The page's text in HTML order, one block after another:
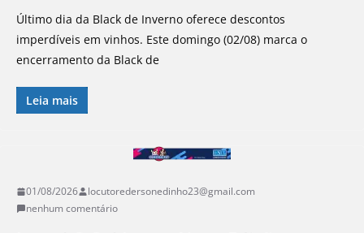
Último dia da Black de Inverno oferece descontos
imperdíveis em vinhos. Este domingo (02/08) marca o
encerramento da Black de
Leia mais
01/08/2026
locutoredersonedinho23@gmail.com
nenhum comentário